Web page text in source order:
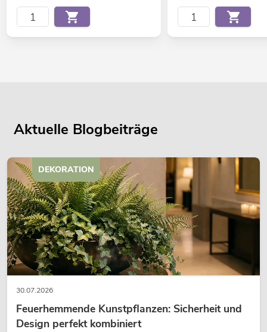
Aktuelle Blogbeiträge
30.07.2026
Feuerhemmende Kunstpflanzen: Sicherheit und
Design perfekt kombiniert
DEKORATION